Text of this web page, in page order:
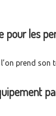
pour les
prend